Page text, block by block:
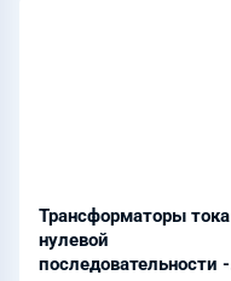
Трансформаторы тока
нулевой
последовательности -